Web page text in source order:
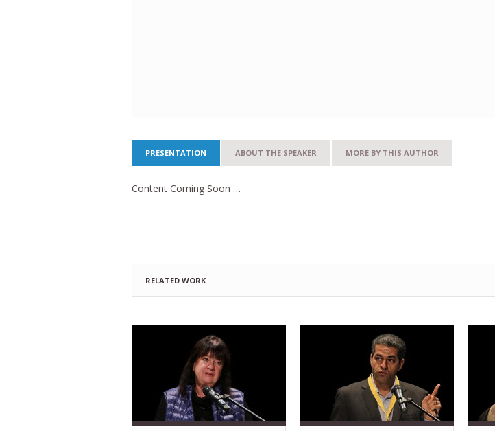
PRESENTATION ABOUT THE SPEAKER MORE BY THIS AUTHOR
Content Coming Soon …
RELATED WORK